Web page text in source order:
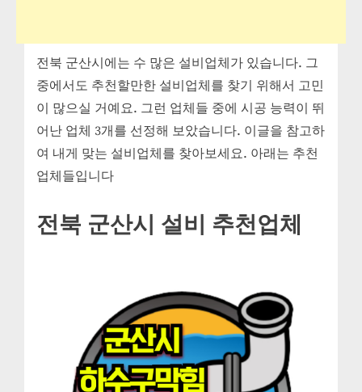
전북 군산시에는 수 많은 설비업체가 있습니다. 그
중에서도 추천할만한 설비업체를 찾기 위해서 고민
이 많으실 거예요. 그런 업체들 중에 시공 능력이 뛰
어난 업체 3개를 선정해 보았습니다. 이글을 참고하
여 내게 맞는 설비업체를 찾아보세요. 아래는 추천
업체들입니다
전북 군산시 설비 추천업체